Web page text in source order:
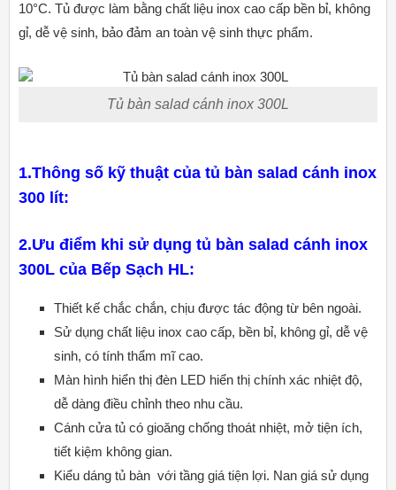
10°C. Tủ được làm bằng chất liệu inox cao cấp bền bỉ, không
gỉ, dễ vệ sinh, bảo đảm an toàn vệ sinh thực phẩm.
Tủ bàn salad cánh inox 300L
1.Thông số kỹ thuật của tủ bàn salad cánh inox
300 lít:
2.Ưu điểm khi sử dụng tủ bàn salad cánh inox
300L của Bếp Sạch HL:
Thiết kế chắc chắn, chịu được tác động từ bên ngoài.
Sử dụng chất liệu inox cao cấp, bền bỉ, không gỉ, dễ vệ
sinh, có tính thẩm mĩ cao.
Màn hình hiển thị đèn LED hiển thị chính xác nhiệt độ,
dễ dàng điều chỉnh theo nhu cầu.
Cánh cửa tủ có gioăng chống thoát nhiệt, mở tiện ích,
tiết kiệm không gian.
Kiểu dáng tủ bàn với tầng giá tiện lợi. Nan giá sử dụng